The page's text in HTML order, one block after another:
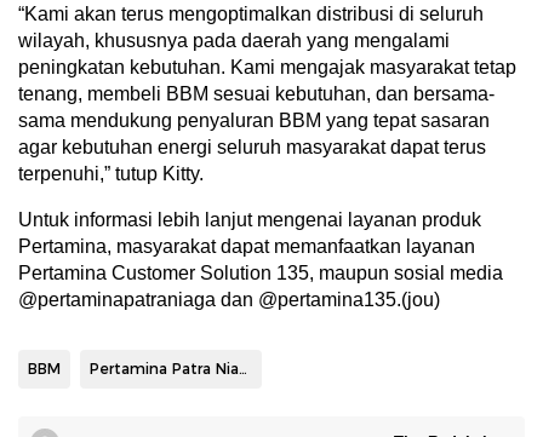
“Kami akan terus mengoptimalkan distribusi di seluruh
wilayah, khususnya pada daerah yang mengalami
peningkatan kebutuhan. Kami mengajak masyarakat tetap
tenang, membeli BBM sesuai kebutuhan, dan bersama-
sama mendukung penyaluran BBM yang tepat sasaran
agar kebutuhan energi seluruh masyarakat dapat terus
terpenuhi,” tutup Kitty.
Untuk informasi lebih lanjut mengenai layanan produk
Pertamina, masyarakat dapat memanfaatkan layanan
Pertamina Customer Solution 135, maupun sosial media
@pertaminapatraniaga dan @pertamina135.(jou)
BBM Pertamina Patra Niaga Sulawesi